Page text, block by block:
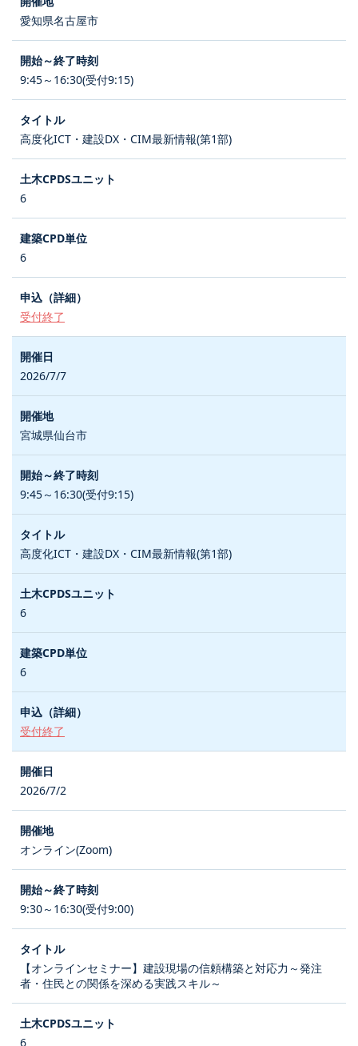
愛知県名古屋市
9:45～16:30(受付9:15)
高度化ICT・建設DX・CIM最新情報(第1部)
6
6
受付終了
2026/7/7
宮城県仙台市
9:45～16:30(受付9:15)
高度化ICT・建設DX・CIM最新情報(第1部)
6
6
受付終了
2026/7/2
オンライン(Zoom)
9:30～16:30(受付9:00)
【オンラインセミナー】建設現場の信頼構築と対応力～発注
者・住民との関係を深める実践スキル～
6